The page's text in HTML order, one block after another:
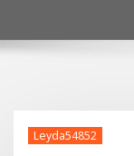
Leyda54852